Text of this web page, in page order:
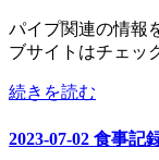
パイプ関連の情報
ブサイトはチェッ
続きを読む
2023-07-02 食事記